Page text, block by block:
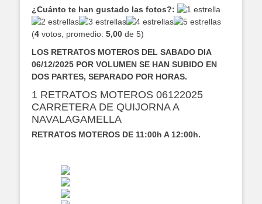
¿Cuánto te han gustado las fotos?:
(4 votos, promedio: 5,00 de 5)
LOS RETRATOS MOTEROS DEL SABADO DIA
06/12/2025 POR VOLUMEN SE HAN SUBIDO EN
DOS PARTES, SEPARADO POR HORAS.
1 RETRATOS MOTEROS 06122025
CARRETERA DE QUIJORNA A
NAVALAGAMELLA
RETRATOS MOTEROS DE 11:00h A 12:00h.